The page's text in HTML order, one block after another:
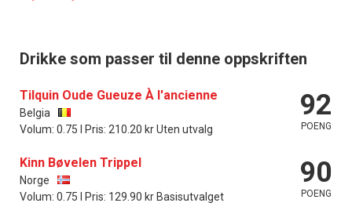
Drikke som passer til denne oppskriften
Tilquin Oude Gueuze À l'ancienne
Belgia
Volum: 0.75 l Pris: 210.20 kr Uten utvalg
92
POENG
Kinn Bøvelen Trippel
Norge
Volum: 0.75 l Pris: 129.90 kr Basisutvalget
90
POENG